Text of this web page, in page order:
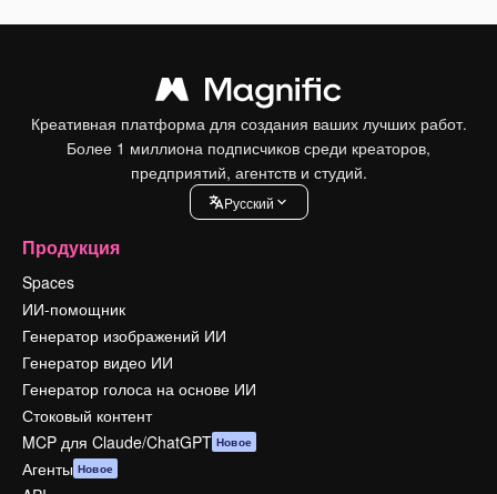
Креативная платформа для создания ваших лучших работ.
Более 1 миллиона подписчиков среди креаторов,
предприятий, агентств и студий.
Pусский
Продукция
Spaces
ИИ-помощник
Генератор изображений ИИ
Генератор видео ИИ
Генератор голоса на основе ИИ
Стоковый контент
MCP для Claude/ChatGPT Новое
Агенты Новое